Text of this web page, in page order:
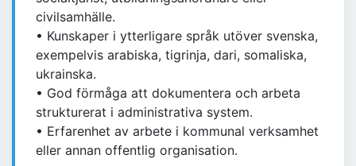
civilsamhälle.
• Kunskaper i ytterligare språk utöver svenska,
exempelvis arabiska, tigrinja, dari, somaliska,
ukrainska.
• God förmåga att dokumentera och arbeta
strukturerat i administrativa system.
• Erfarenhet av arbete i kommunal verksamhet
eller annan offentlig organisation.